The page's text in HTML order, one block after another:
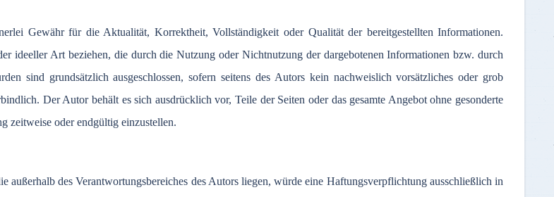
Gewähr fürdie Aktualität, Korrektheit,Vollständigkeit oder Qualität der bereitgestellten Informationen.
ideellerArt beziehen, die durch dieNutzung oder Nichtnutzung der dargebotenen Informationen bzw.durch
sind grundsätzlich ausgeschlossen,sofern seitens des Autors kein nachweislich vorsätzliches oder grob
. Der Autor behält es sich ausdrücklich vor, Teile der Seiten oder das gesamte Angebot ohne gesonderte
zeitweise oder endgültig einzustellen.
außerhalb desVerantwortungsbereiches des Autors liegen,würde eine Haftungsverpflichtung ausschließlich in